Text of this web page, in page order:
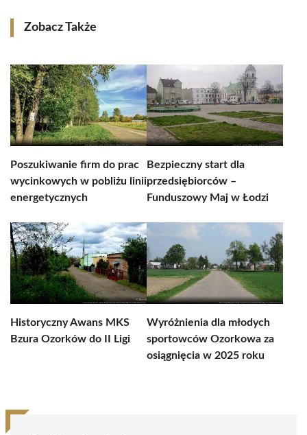
Zobacz Także
Poszukiwanie firm do prac
wycinkowych w pobliżu linii
energetycznych
Bezpieczny start dla
przedsiębiorców –
Funduszowy Maj w Łodzi
Historyczny Awans MKS
Bzura Ozorków do II Ligi
Wyróżnienia dla młodych
sportowców Ozorkowa za
osiągnięcia w 2025 roku